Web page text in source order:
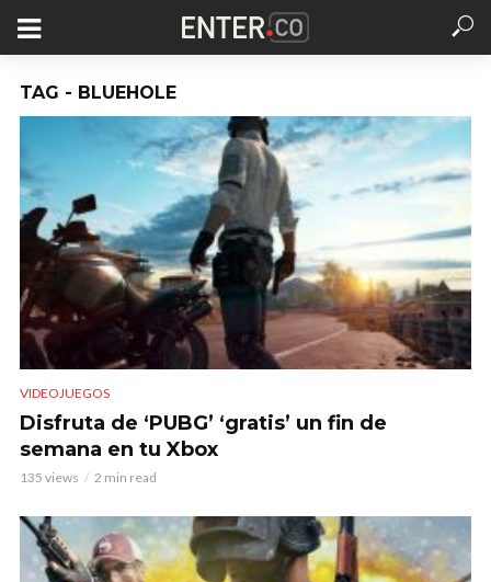
TAG - BLUEHOLE
VIDEOJUEGOS
Disfruta de ‘PUBG’ ‘gratis’ un fin de
semana en tu Xbox
135 views 2 min read